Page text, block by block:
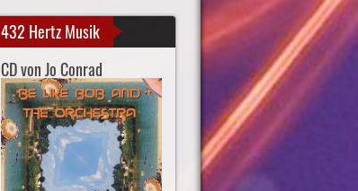
432 Hertz Musik
CD von Jo Conrad